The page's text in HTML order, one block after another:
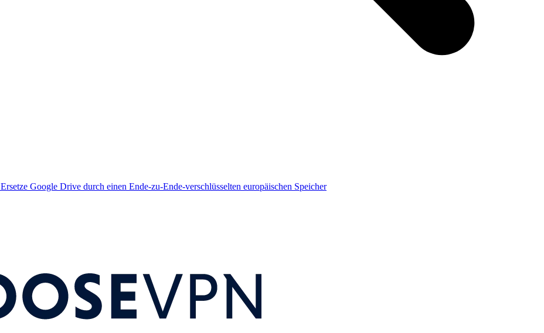
Ersetze Google Drive durch einen Ende-zu-Ende-verschlüsselten europäischen Speicher